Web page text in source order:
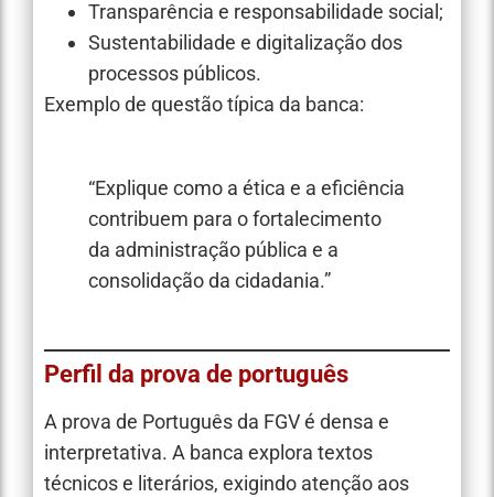
Transparência e responsabilidade social;
Sustentabilidade e digitalização dos
processos públicos.
Exemplo de questão típica da banca:
“Explique como a ética e a eficiência
contribuem para o fortalecimento
da administração pública e a
consolidação da cidadania.”
Perfil da prova de português
A prova de Português da FGV é densa e
interpretativa. A banca explora textos
técnicos e literários, exigindo atenção aos